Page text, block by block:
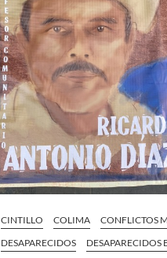
CINTILLO COLIMA
CONFLICTOS
DESAPARECIDOS
DESAPARECIDOS